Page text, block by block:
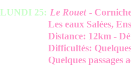
LUNDI 25: Le Rouet -
Les eaux Salées,
Distance: 12km -
Difficultés: Quelques
Quelques passages